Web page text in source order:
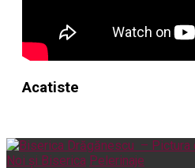
Acatiste
Noi și Biserica Pelerinaje